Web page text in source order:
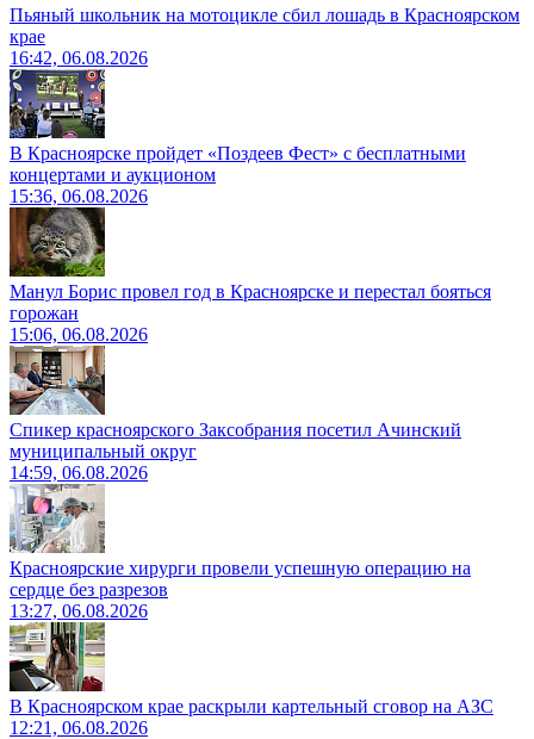
Пьяный школьник на мотоцикле сбил лошадь в Красноярском
крае
16:42, 06.08.2026
В Красноярске пройдет «Поздеев Фест» с бесплатными
концертами и аукционом
15:36, 06.08.2026
Манул Борис провел год в Красноярске и перестал бояться
горожан
15:06, 06.08.2026
Спикер красноярского Заксобрания посетил Ачинский
муниципальный округ
14:59, 06.08.2026
Красноярские хирурги провели успешную операцию на
сердце без разрезов
13:27, 06.08.2026
В Красноярском крае раскрыли картельный сговор на АЗС
12:21, 06.08.2026